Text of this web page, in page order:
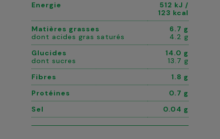
Energie
512 kJ /
123 kcal
Matières grasses
dont acides gras saturés
6.7 g
4.2 g
Glucides
dont sucres
14.0 g
13.7 g
Fibres
1.8 g
Protéines
0.7 g
Sel
0.04 g